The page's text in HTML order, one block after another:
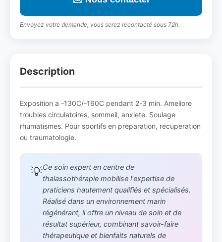
Envoyez votre demande, vous serez recontacté sous 72h.
Description
Exposition a -130C/-160C pendant 2-3 min. Ameliore
troubles circulatoires, sommeil, anxiete. Soulage
rhumatismes. Pour sportifs en preparation, recuperation
ou traumatologie.
💡Ce soin expert en centre de
thalassothérapie mobilise l'expertise de
praticiens hautement qualifiés et spécialisés.
Réalisé dans un environnement marin
régénérant, il offre un niveau de soin et de
résultat supérieur, combinant savoir-faire
thérapeutique et bienfaits naturels de